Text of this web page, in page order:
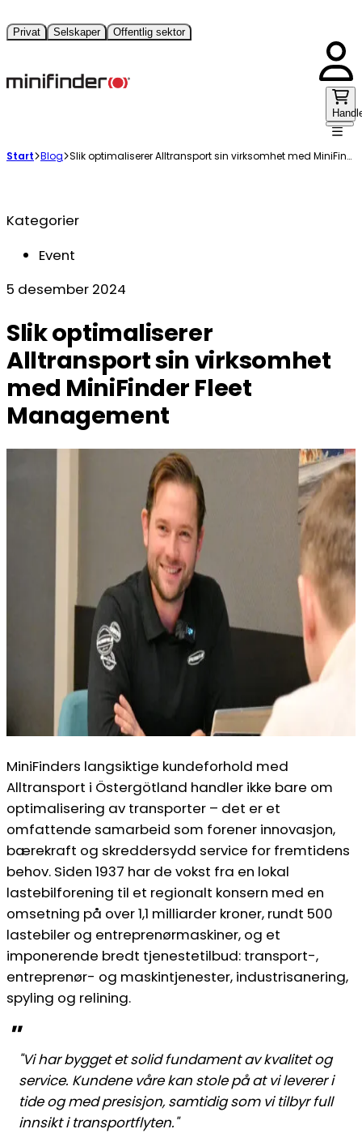
Privat Selskaper Offentlig sektor
Start Blog Slik optimaliserer Alltransport sin virksomhet med MiniFinder Fleet Management
Kategorier
Event
5 desember 2024
Slik optimaliserer
Alltransport sin virksomhet
med MiniFinder Fleet
Management
MiniFinders langsiktige kundeforhold med
Alltransport i Östergötland handler ikke bare om
optimalisering av transporter – det er et
omfattende samarbeid som forener innovasjon,
bærekraft og skreddersydd service for fremtidens
behov. Siden 1937 har de vokst fra en lokal
lastebilforening til et regionalt konsern med en
omsetning på over 1,1 milliarder kroner, rundt 500
lastebiler og entreprenørmaskiner, og et
imponerende bredt tjenestetilbud: transport-,
entreprenør- og maskintjenester, industrisanering,
spyling og relining.
''
"Vi har bygget et solid fundament av kvalitet og
service. Kundene våre kan stole på at vi leverer i
tide og med presisjon, samtidig som vi tilbyr full
innsikt i transportflyten."